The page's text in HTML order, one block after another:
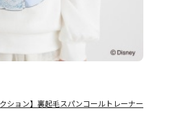
ション】裏起毛スパンコールトレーナー